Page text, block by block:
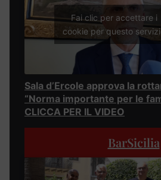
Fai clic per accettare i
cookie per questo
Sala d’Ercole approva la
“Norma importante per le
CLICCA PER IL VIDEO
BarSicilia